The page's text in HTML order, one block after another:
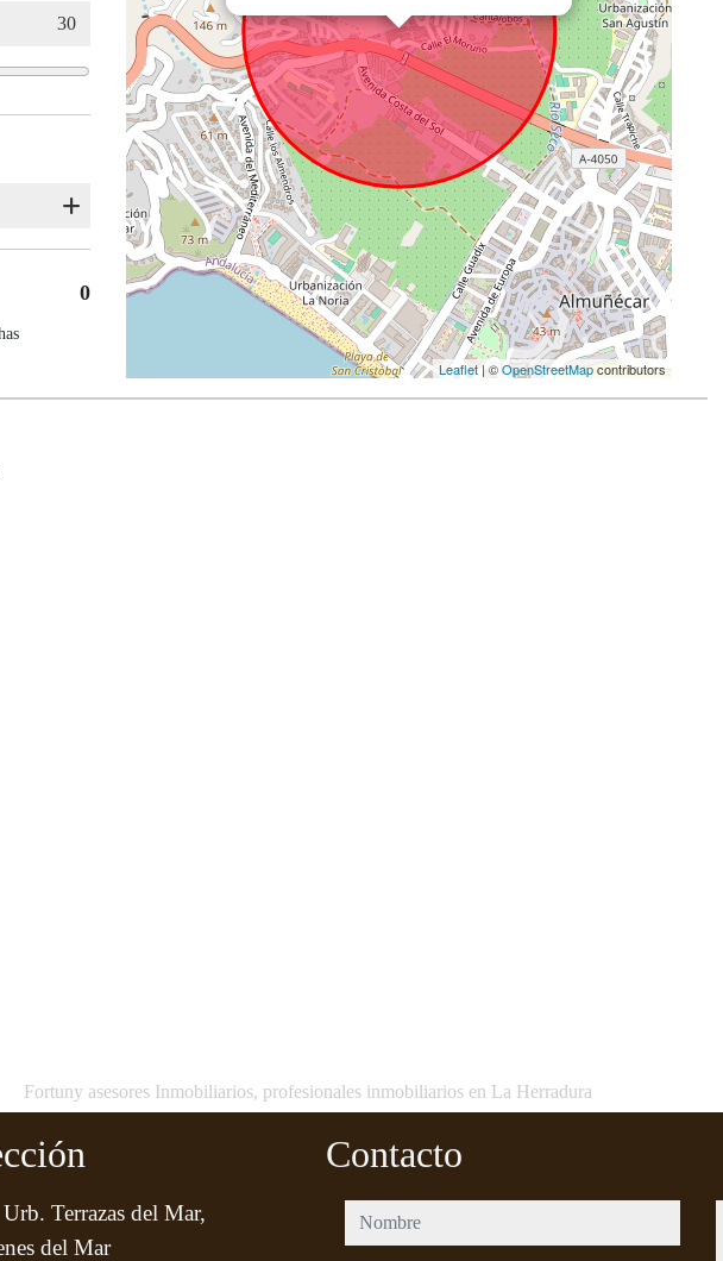
0
Leaflet| ©OpenStreetMapcontributors
Fortuny asesores Inmobiliarios, profesionales inmobiliarios en La Herradura
Urb. Terrazas del Mar,
del Mar
Contacto
nombre